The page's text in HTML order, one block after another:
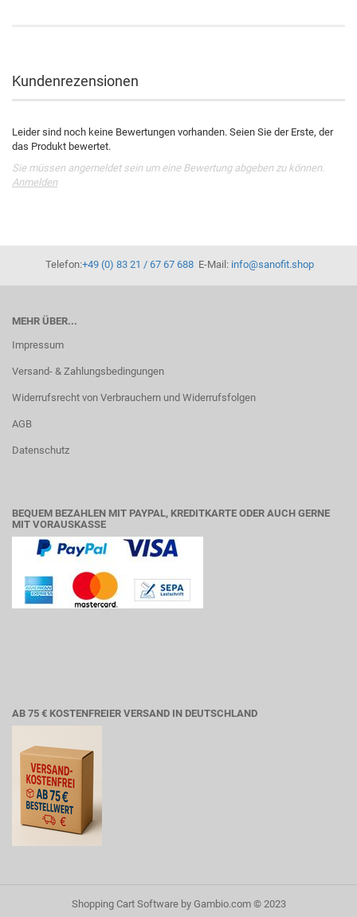
Kundenrezensionen
Leider sind noch keine Bewertungen vorhanden. Seien Sie der Erste, der
das Produkt bewertet.
Sie müssen angemeldet sein um eine Bewertung abgeben zu können.
Anmelden
Telefon:+49 (0) 83 21 / 67 67 688 E-Mail: info@sanofit.shop
MEHR ÜBER...
Impressum
Versand- & Zahlungsbedingungen
Widerrufsrecht von Verbrauchern und Widerrufsfolgen
AGB
Datenschutz
BEQUEM BEZAHLEN MIT PAYPAL, KREDITKARTE ODER AUCH GERNE
MIT VORAUSKASSE
AB 75 € KOSTENFREIER VERSAND IN DEUTSCHLAND
Shopping Cart Softwareby Gambio.com © 2023